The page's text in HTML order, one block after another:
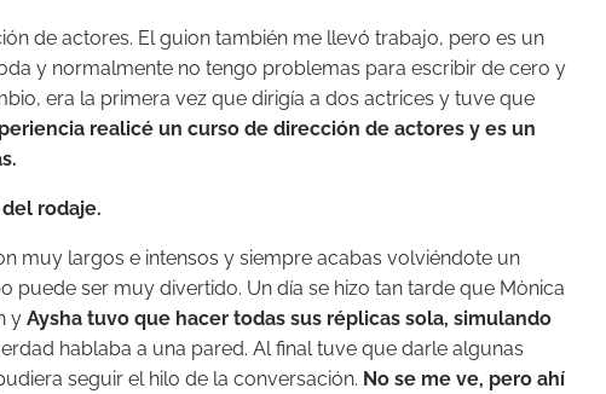
de actores. El guion también me llevó trabajo, pero es un
y normalmente no tengo problemas para escribir de cero y
era la primera vez que dirigía a dos actrices y tuve que
realicé un curso de dirección de actores y es un
rodaje.
muy largos e intensos y siempre acabas volviéndote un
puede ser muy divertido. Un día se hizo tan tarde que Mònica
y Aysha tuvo que hacer todas sus réplicas sola, simulando
hablaba a una pared. Al final tuve que darle algunas
seguir el hilo de la conversación. No se me ve, pero ahí